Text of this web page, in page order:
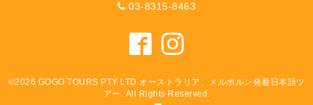
03-8315-8463
©2026 GOGO TOURS PTY LTD オーストラリア、メルボルン発着日本語ツ
アー . All Rights Reserved.